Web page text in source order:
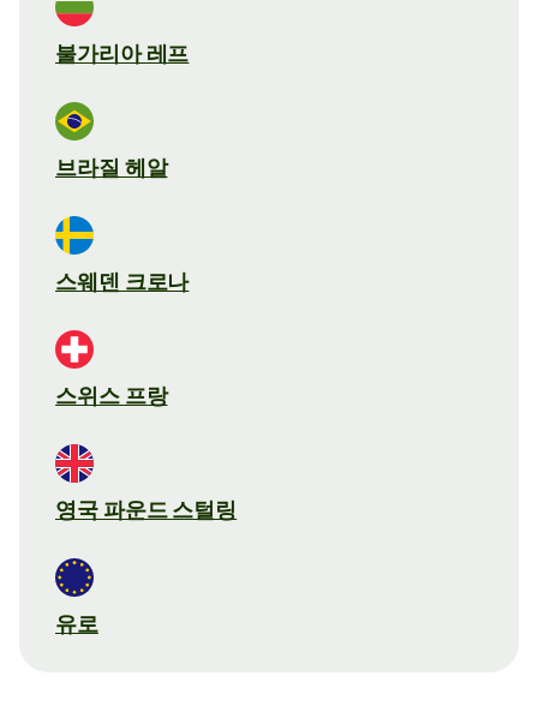
불가리아 레프
브라질 헤알
스웨덴 크로나
스위스 프랑
영국 파운드 스털링
유로